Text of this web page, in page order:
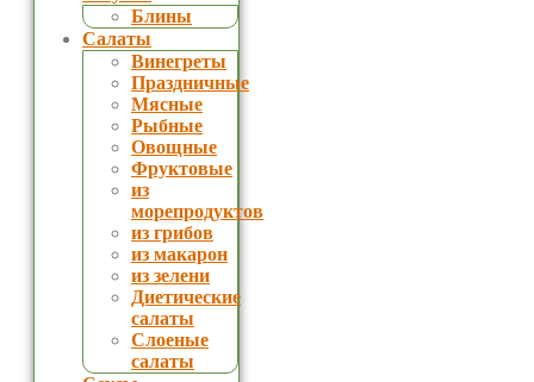
Блины
Салаты
Винегреты
Праздничные
Мясные
Рыбные
Овощные
Фруктовые
из
морепродуктов
из грибов
из макарон
из зелени
Диетические
салаты
Слоеные
салаты